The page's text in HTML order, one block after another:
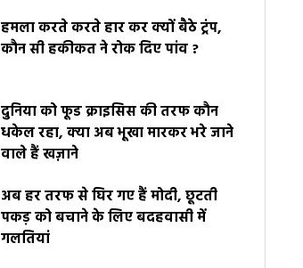
हमला करते करते हार कर क्यों बैठे ट्रंप,
कौन सी हकीकत ने रोक दिए पांव ?
दुनिया को फूड क्राइसिस की तरफ कौन
धकेल रहा, क्या अब भूखा मारकर भरे जाने
वाले हैं खज़ाने
अब हर तरफ से घिर गए हैं मोदी, छूटती
पकड़ को बचाने के लिए बदहवासी में
गलतियां